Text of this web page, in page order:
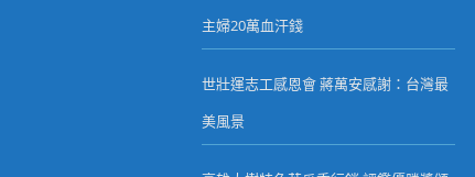
主婦20萬血汗錢
世壯運志工感恩會 蔣萬安感謝：台灣最
美風景